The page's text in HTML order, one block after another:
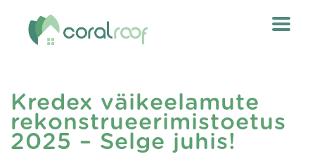
Kredex väikeelamute
rekonstrueerimistoetus
2025 – Selge juhis!